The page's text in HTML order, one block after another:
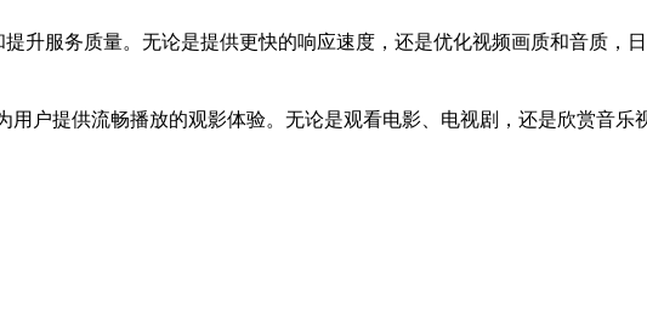
升服务质量。无论是提供更快的响应速度，还是优化视频画质和音质，
户提供流畅播放的观影体验。无论是观看电影、电视剧，还是欣赏音乐